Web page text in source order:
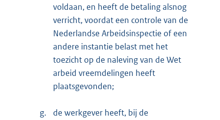
voldaan, en heeft de betaling alsnog
verricht, voordat een controle van de
Nederlandse Arbeidsinspectie of een
andere instantie belast met het
toezicht op de naleving van de Wet
arbeid vreemdelingen heeft
plaatsgevonden;
g.
de werkgever heeft, bij de